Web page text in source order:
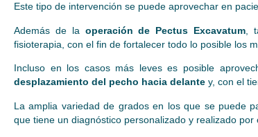
Este tipo de intervención se puede aprovechar en
Además de la operación de Pectus Excavatum ,
fisioterapia, con el fin de fortalecer todo lo posible los
Incluso en los casos más leves es posible
desplazamiento del pecho hacia delante y, con el
La amplia variedad de grados en los que se puede
que tiene un diagnóstico personalizado y realizado por